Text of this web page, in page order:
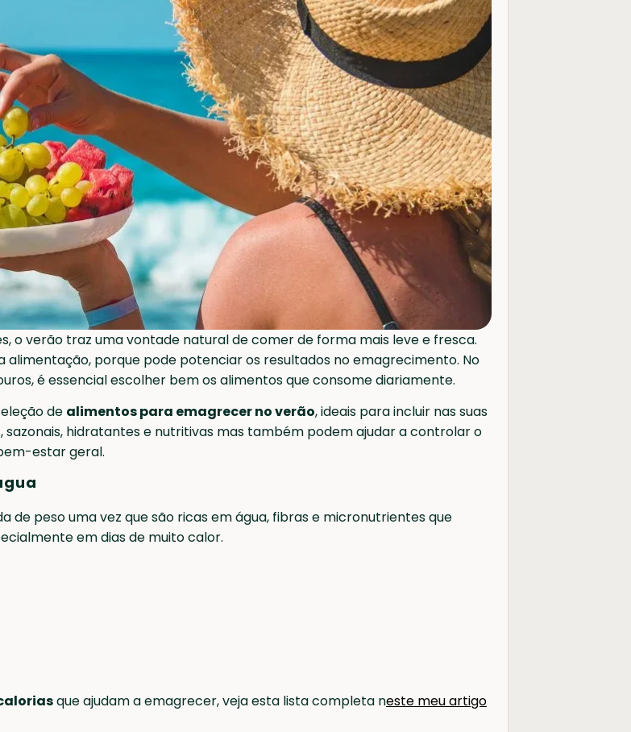
o verão traz uma vontade natural de comer de forma mais leve e fresca.
porque pode potenciar os resultados no emagrecimento. No
é essencial escolher bem os alimentos que consome diariamente.
de alimentos para emagrecer no verão, ideais para incluir nas suas
sazonais, hidratantes e nutritivas mas também podem ajudar a controlar o
estar geral.
de peso uma vez que são ricas em água, fibras e micronutrientes que
em dias de muito calor.
que ajudam a emagrecer, veja esta lista completa neste meu artigo